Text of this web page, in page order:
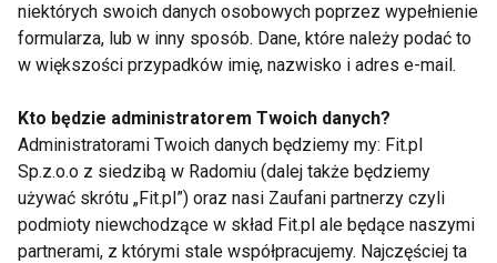
kosmetykami niezgodnie z zaleceniami
producentów. Eksperci podkreślają, że wiele takich
porad nie ma naukowego potwierdzenia, a niektóre
Jak naprawdę chronić skórę
latem?
Nie oznacza to, że arbuz nie ma miejsca w letniej
niektórych swoich danych osobowych poprzez wypełnienie
formularza, lub w inny sposób. Dane, które należy podać to
w większości przypadków imię, nazwisko i adres e-mail.
Kto będzie administratorem Twoich danych?
Administratorami Twoich danych będziemy my: Fit.pl
Sp.z.o.o z siedzibą w Radomiu (dalej także będziemy
używać skrótu „Fit.pl”) oraz nasi Zaufani partnerzy czyli
podmioty niewchodzące w skład Fit.pl ale będące naszymi
partnerami, z którymi stale współpracujemy. Najczęściej ta